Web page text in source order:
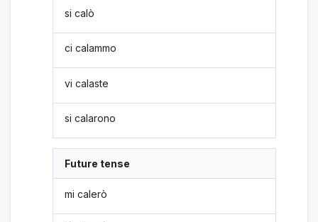
si calò
ci calammo
vi calaste
si calarono
Future tense
mi calerò